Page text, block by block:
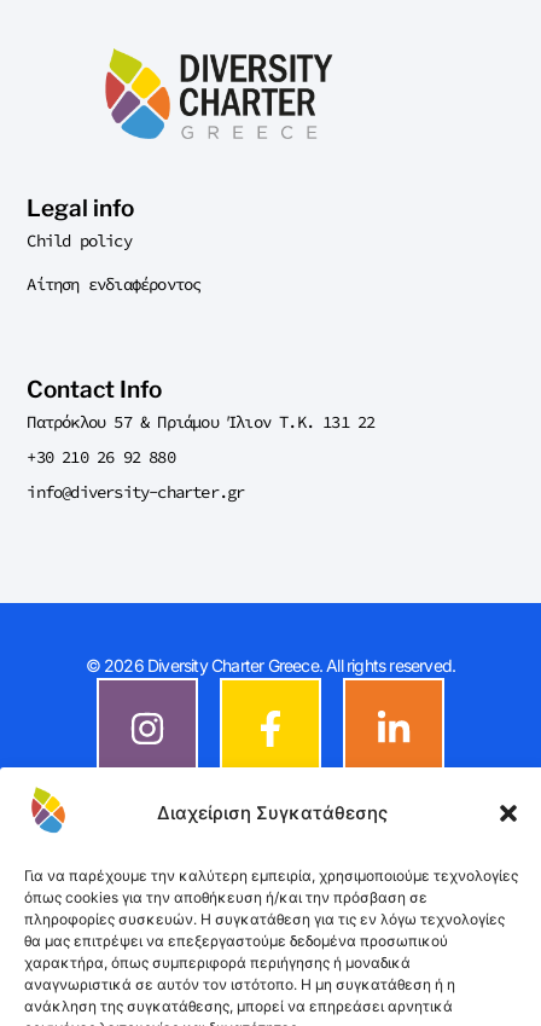
Διαχείριση Συγκατάθεσης
Για να παρέχουμε την καλύτερη εμπειρία, χρησιμοποιούμε τεχνολογίες
όπως cookies για την αποθήκευση ή/και την πρόσβαση σε
πληροφορίες συσκευών. Η συγκατάθεση για τις εν λόγω τεχνολογίες
θα μας επιτρέψει να επεξεργαστούμε δεδομένα προσωπικού
χαρακτήρα, όπως συμπεριφορά περιήγησης ή μοναδικά
αναγνωριστικά σε αυτόν τον ιστότοπο. Η μη συγκατάθεση ή η
ανάκληση της συγκατάθεσης, μπορεί να επηρεάσει αρνητικά
Legal info
Child policy
Αίτηση ενδιαφέροντος
Contact Info
Πατρόκλου 57 & Πριάμου Ίλιον T.K. 131 22
+30 210 26 92 880
info@diversity-charter.gr
© 2026 Diversity Charter Greece. All rights reserved.